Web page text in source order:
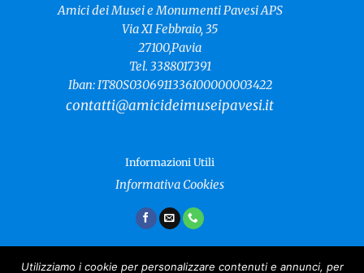
Amici dei Musei e Monumenti Pavesi APS
Via XI Febbraio, 35
27100,Pavia
Tel. 3388017391
Iban: IT80S0306911336100000003422
contatti@amicideimuseipavesi.it
Informazioni Utili
Informativa Cookies
Utilizziamo i cookie per personalizzare contenuti e annunci, per